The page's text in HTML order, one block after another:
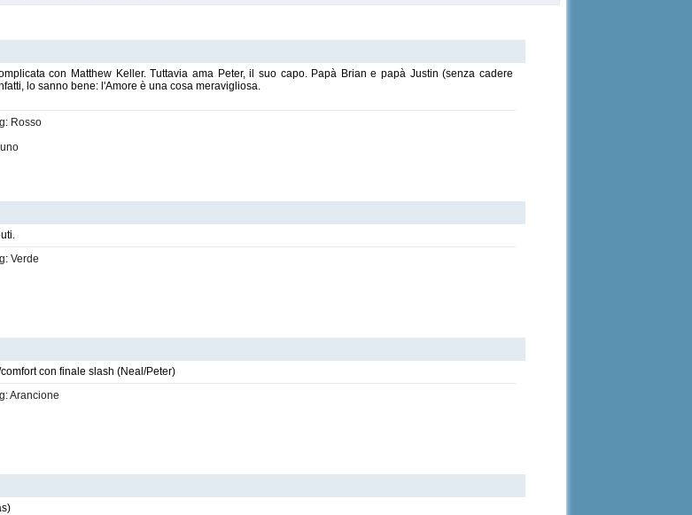
con Matthew Keller. Tuttavia ama Peter, il suo capo. Papà Brian e papà Justin (senza cadere
lo sanno bene: l'Amore è una cosa meravigliosa.
Rosso
Verde
con finale slash (Neal/Peter)
Arancione